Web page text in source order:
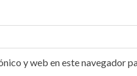
y web en este navegador